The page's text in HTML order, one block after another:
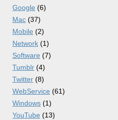
Google (6)
Mac (37)
Mobile (2)
Network (1)
Software (7)
Tumblr (4)
Twitter (8)
WebService (61)
Windows (1)
YouTube (13)